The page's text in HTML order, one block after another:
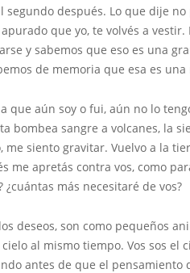
después. Lo que dije
que yo, te volvés a
y sabemos que eso es una
de memoria que esa es
aún soy o fui, aún no lo
bombea sangre a volcanes, la
siento gravitar. Vuelvo a la
me apretás contra vos, como
más necesitaré de vos?
son como pequeños
al mismo tiempo. Vos sos el
antes de que el pensamiento